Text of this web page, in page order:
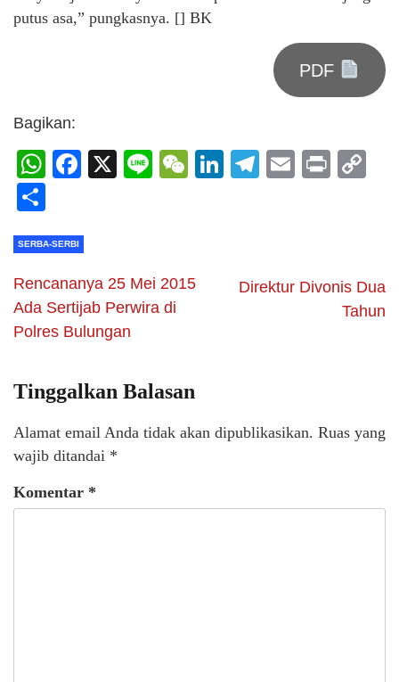
putus asa,” pungkasnya. [] BK
PDF
Bagikan:
WhatsApp
Facebook
X LineWeChat
LinkedIn
Telegram
Email
Print
SERBA-SERBI
Rencananya 25 Mei 2015
Ada Sertijab Perwira di
Polres Bulungan
Direktur Divonis Dua
Tahun
Tinggalkan Balasan
Alamat email Anda tidak akan dipublikasikan. Ruas yang
wajib ditandai *
Komentar *